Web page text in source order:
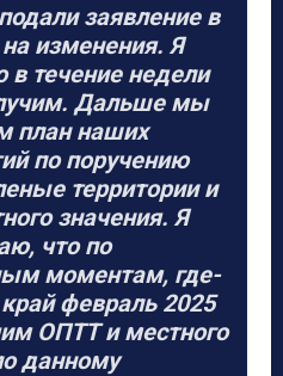
заявление в
изменения. Я
течение недели
Дальше мы
план наших
по поручению
территории и
значения. Я
что по
моментам, где-
февраль 2025
ОПТТ и местного
данному